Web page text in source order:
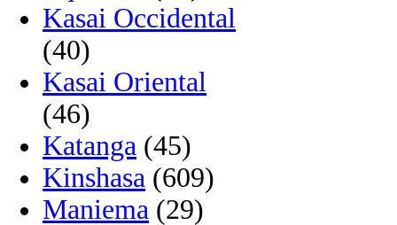
Kasai Occidental
(40)
Kasai Oriental
(46)
Katanga (45)
Kinshasa (609)
Maniema (29)